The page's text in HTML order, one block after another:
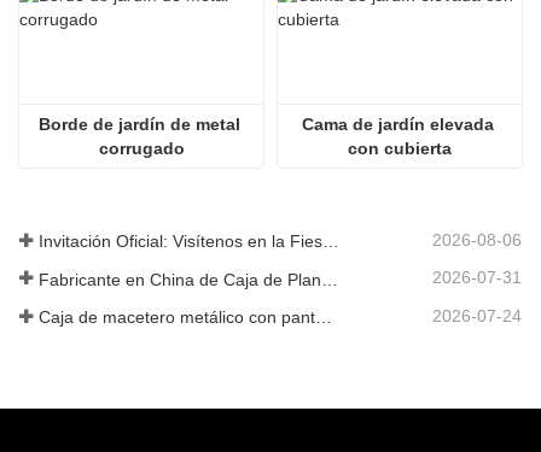
Borde de jardín de metal
corrugado
Cama de jardín elevada
con cubierta
Invitación Oficial: Visítenos en la Fiesta de Jardín al Estilo Británico GLEE 2026 2026-08-06
2026-07-31
2026-07-24